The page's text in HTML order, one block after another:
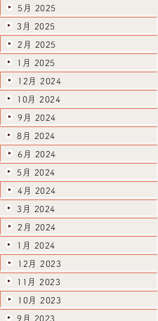
5月 2025
3月 2025
2月 2025
1月 2025
12月 2024
10月 2024
9月 2024
8月 2024
6月 2024
5月 2024
4月 2024
3月 2024
2月 2024
1月 2024
12月 2023
11月 2023
10月 2023
9月 2023